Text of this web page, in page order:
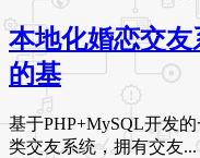
本地化婚恋交
的基
基于PHP+MySQL开发
类交友系统，拥有交友...